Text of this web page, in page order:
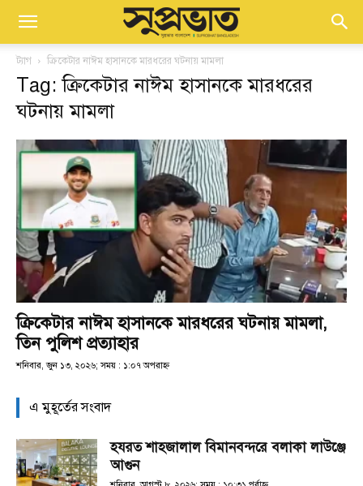
ট্যাগ ক্রিকেটার নাঈম হাসানকে মারধরের ঘটনায় মামলা
Tag: ক্রিকেটার নাঈম হাসানকে মারধরের
ঘটনায় মামলা
ক্রিকেটার নাঈম হাসানকে মারধরের ঘটনায় মামলা,
তিন পুলিশ প্রত্যাহার
শনিবার, জুন ১৩, ২০২৬; সময় : ১:০৭ অপরাহ্ণ
এ মুহূর্তের সংবাদ
হযরত শাহজালাল বিমানবন্দরে বলাকা লাউঞ্জে
আগুন